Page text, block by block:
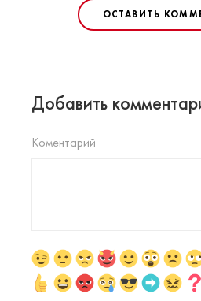
ОСТАВИТЬ
Добавить
Коментарий